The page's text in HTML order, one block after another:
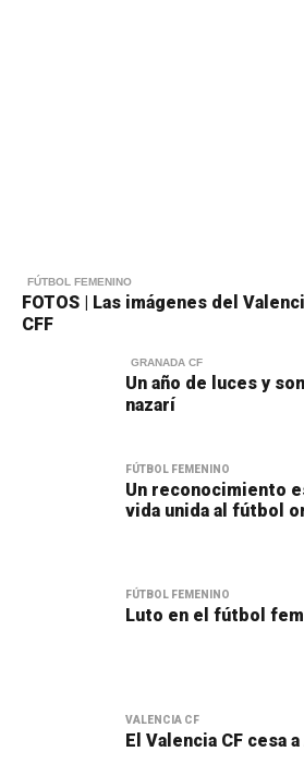
FÚTBOL FEMENINO
FOTOS | Las imágenes del
CFF
GRANADA CF
Un año de luces y
nazarí
FÚTBOL FEMENINO
Un reconocimiento
vida unida al fútbol
FÚTBOL FEMENINO
Luto en el fútbol
VALENCIA CF
El Valencia CF cesa